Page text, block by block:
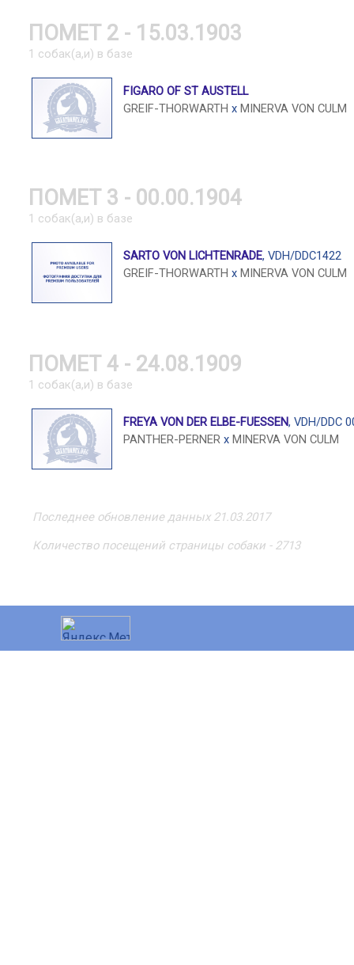
ПОМЕТ 2 - 15.03.1903
1 собак(а,и) в базе
FIGARO OF ST AUSTELL
GREIF-THORWARTH x MINERVA VON CULM
ПОМЕТ 3 - 00.00.1904
1 собак(а,и) в базе
SARTO VON LICHTENRADE, VDH/DDC1422
GREIF-THORWARTH x MINERVA VON CULM
ПОМЕТ 4 - 24.08.1909
1 собак(а,и) в базе
FREYA VON DER ELBE-FUESSEN, VDH/DDC
PANTHER-PERNER x MINERVA VON CULM
Последнее обновление данных 21.03.2017
Количество посещений страницы собаки - 2713